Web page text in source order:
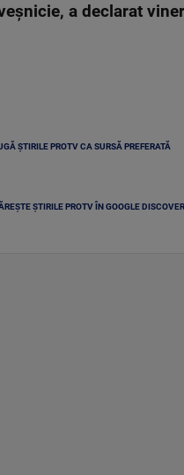
a declarat
ȘTIRILE PROTV CA SURSĂ PREFERATĂ
ȘTIRILE PROTV ÎN GOOGLE DISCOVER